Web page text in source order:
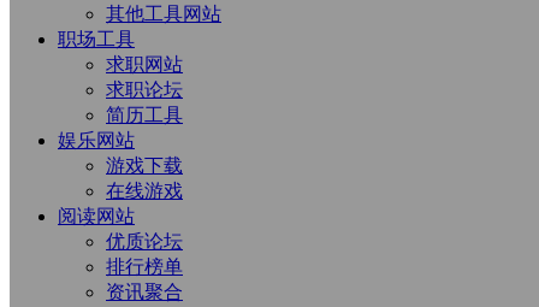
其他工具网站
职场工具
求职网站
求职论坛
简历工具
娱乐网站
游戏下载
在线游戏
阅读网站
优质论坛
排行榜单
资讯聚合